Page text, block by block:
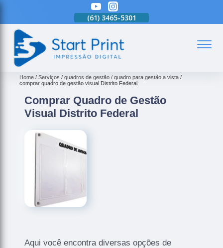
(61) 3465-5301
Home Serviços quadros de gestão
quadro para gestão a vista
comprar quadro de gestão visual Distrito Federal
Comprar Quadro de Gestão
Visual Distrito Federal
Aqui você encontra diversas opções de